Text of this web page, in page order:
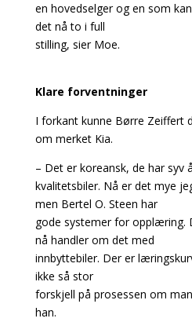
en hovedselger og en som
det nå to i full
stilling, sier Moe.
Klare forventninger
I forkant kunne Børre Zeiffert
om merket Kia.
– Det er koreansk, de har syv
kvalitetsbiler. Nå er det mye
men Bertel O. Steen har
gode systemer for opplæring.
nå handler om det med
innbyttebiler. Der er
ikke så stor
forskjell på prosessen om
han.